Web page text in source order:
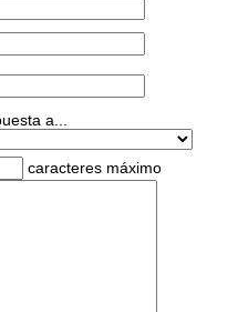
a...
caracteres máximo